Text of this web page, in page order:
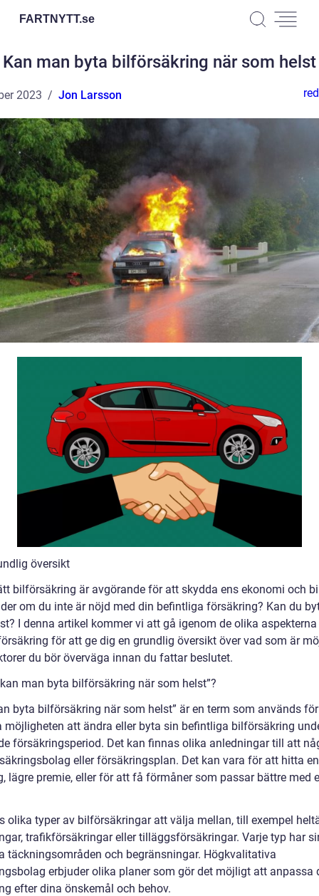
FARTNYTT.se
Kan man byta bilförsäkring när som helst
2023 Jon Larsson
översikt
bilförsäkring är avgörande för att skydda ens ekonomi och
om du inte är nöjd med din befintliga försäkring? Kan du
I denna artikel kommer vi att gå igenom de olika
för att ge dig en grundlig översikt över vad som är
du bör överväga innan du fattar beslutet.
man byta bilförsäkring när som helst”?
byta bilförsäkring när som helst” är en term som används
möjligheten att ändra eller byta sin befintliga bilförsäkring
försäkringsperiod. Det kan finnas olika anledningar till att
eller försäkringsplan. Det kan vara för att hitta
lägre premie, eller för att få förmåner som passar bättre med
olika typer av bilförsäkringar att välja mellan, till exempel
trafikförsäkringar eller tilläggsförsäkringar. Varje typ har
täckningsområden och begränsningar. Högkvalitativa
erbjuder olika planer som gör det möjligt att anpassa
efter dina önskemål och behov.